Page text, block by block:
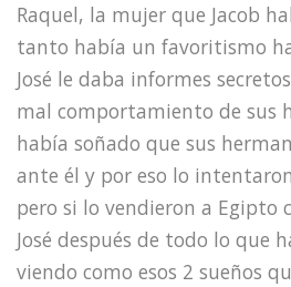
Raquel, la mujer que Jacob
tanto había un favoritismo
José le daba informes
mal comportamiento de sus
había soñado que sus
ante él y por eso lo
pero si lo vendieron a Egipto
José después de todo lo que
viendo como esos 2 sueños